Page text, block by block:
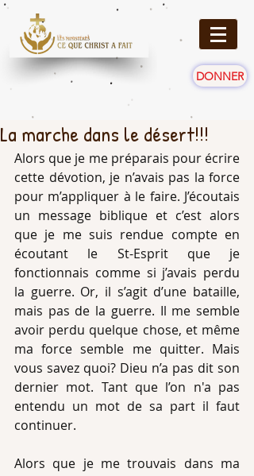
DONNER
La marche dans le désert!!!
Alors que je me préparais pour écrire
cette dévotion, je n’avais pas la force
pour m’appliquer à le faire. J’écoutais
un message biblique et c’est alors
que je me suis rendue compte en
écoutant le St-Esprit que je
fonctionnais comme si j’avais perdu
la guerre. Or, il s’agit d’une bataille,
mais pas de la guerre. Il me semble
avoir perdu quelque chose, et même
ma force semble me quitter. Mais
vous savez quoi? Dieu n’a pas dit son
dernier mot. Tant que l’on n'a pas
entendu un mot de sa part il faut
continuer.
Alors que je me trouvais dans ma